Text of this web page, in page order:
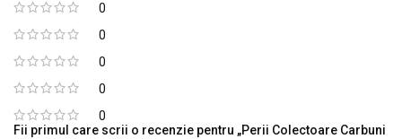
0
0
0
0
0
Fii primul care scrii o recenzie pentru „Perii Colectoare Carbuni